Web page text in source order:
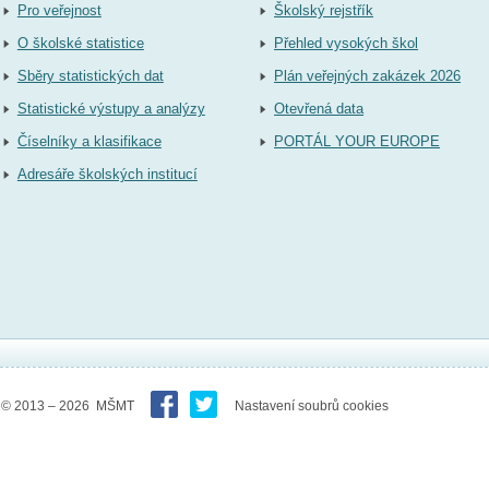
Pro veřejnost
O školské statistice
Sběry statistických dat
Statistické výstupy a analýzy
Číselníky a klasifikace
Adresáře školských institucí
Školský rejstřík
Přehled vysokých škol
Plán veřejných zakázek 2026
Otevřená data
PORTÁL YOUR EUROPE
© 2013 – 2026 MŠMT Nastavení soubrů cookies